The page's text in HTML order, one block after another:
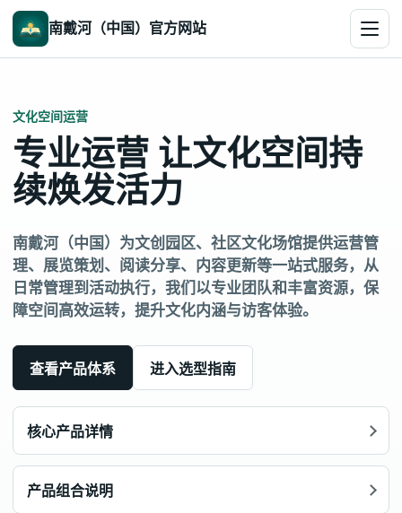
南戴河（中国）官方网站
文化空间运营
专业运营 让文化空间持
续焕发活力
南戴河（中国）为文创园区、社区文化场馆提供运营管
理、展览策划、阅读分享、内容更新等一站式服务，从
日常管理到活动执行，我们以专业团队和丰富资源，保
障空间高效运转，提升文化内涵与访客体验。
查看产品体系 进入选型指南
核心产品详情
产品组合说明